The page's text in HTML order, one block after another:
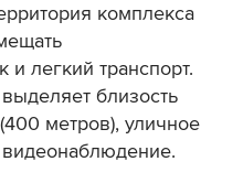
комплекса
и легкий транспорт.
близость
метров), уличное